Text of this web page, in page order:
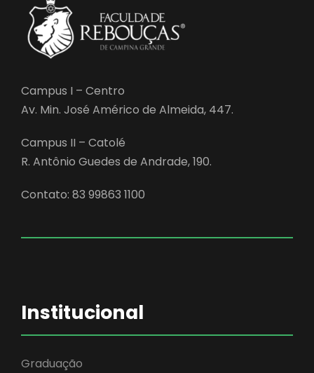
Campus I – Centro
Av. Min. José Américo de Almeida, 447.
Campus II – Catolé
R. Antônio Guedes de Andrade, 190.
Contato: 83 99863 1100
Institucional
Graduação